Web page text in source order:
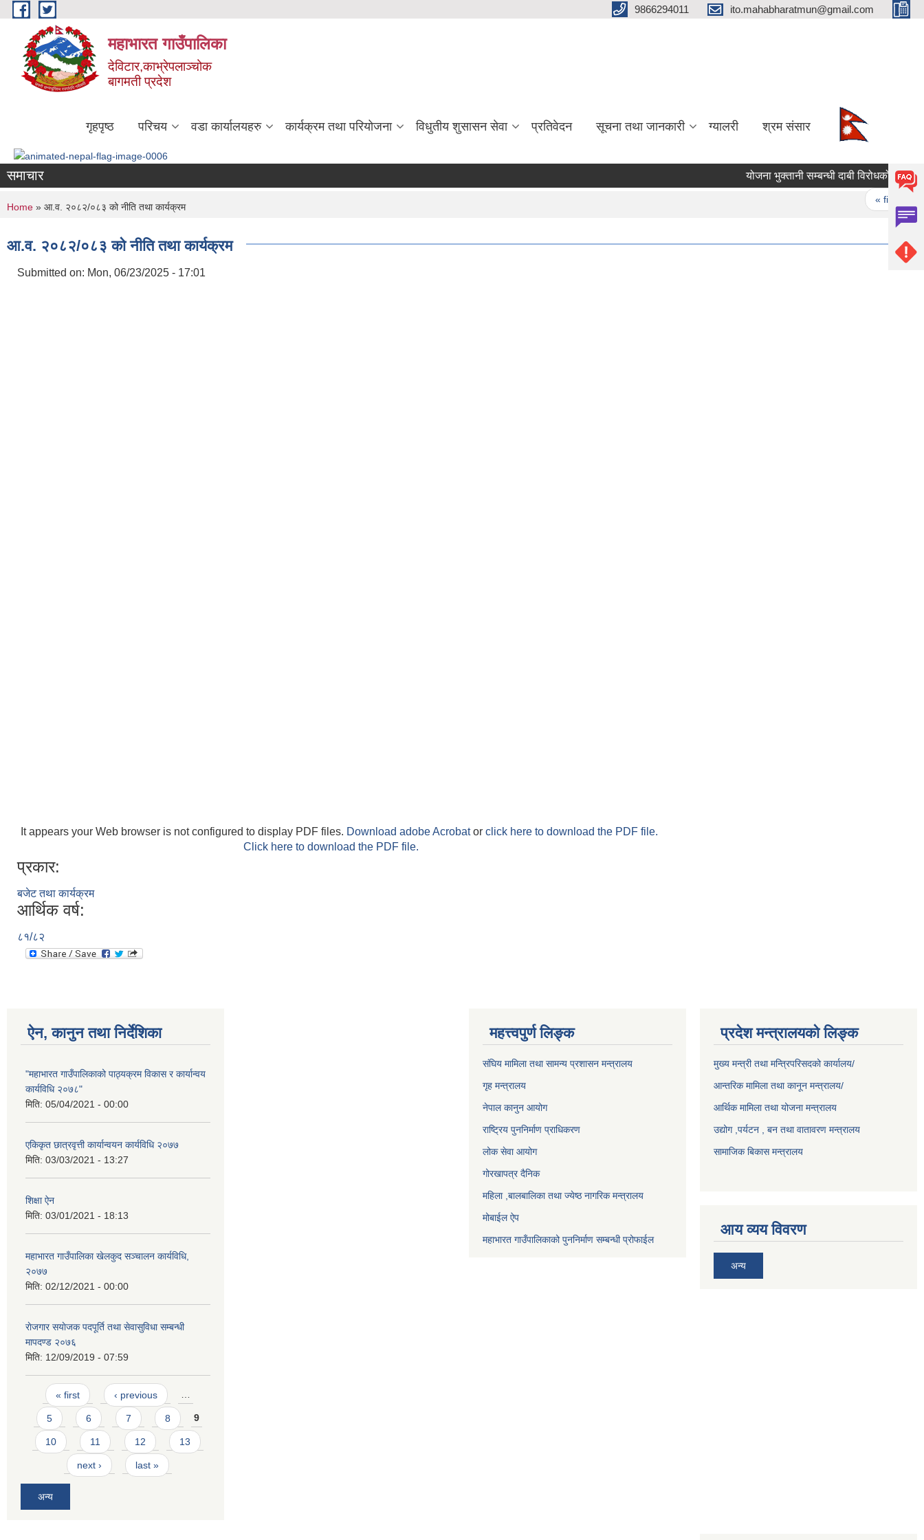
Skip to main content 9866294011 ito.mahabharatmun@gmail.com
महाभारत गाउँपालिका
देविटार,काभ्रेपलाञ्चोक
बागमती प्रदेश
गृहपृष्ठ परिचय वडा कार्यालयहरु कार्यक्रम तथा परियोजना विधुतीय शुसासन सेवा प्रतिवेदन सूचना तथा जानकारी ग्यालरी श्रम संसार
समाचार योजना भुक्तानी सम्बन्धी दाबी विरोधको सूचना।
« first
You are here
Home » आ.व. २०८२/०८३ को नीति तथा कार्यक्रम
आ.व. २०८२/०८३ को नीति तथा कार्यक्रम
Submitted on: Mon, 06/23/2025 - 17:01
It appears your Web browser is not configured to display PDF files. Download adobe Acrobator click here to download the PDF file.
Click here to download the PDF file.
प्रकार:
बजेट तथा कार्यक्रम
आर्थिक वर्ष:
८१/८२
ऐन, कानुन तथा निर्देशिका
"महाभारत गाउँपालिकाको पाठ्यक्रम विकास र कार्यान्वय
कार्यविधि २०७८"
मिति: 05/04/2021 - 00:00
एकिकृत छात्रवृत्ती कार्यान्वयन कार्यविधि २०७७
मिति: 03/03/2021 - 13:27
शिक्षा ऐन
मिति: 03/01/2021 - 18:13
महाभारत गाउँपालिका खेलकुद सञ्चालन कार्यविधि,
२०७७
मिति: 02/12/2021 - 00:00
राेजगार स‌याेजक पदपूर्ति तथा सेवासुविधा सम्बन्धी
मापदण्ड २०७६
मिति: 12/09/2019 - 07:59
Pages
« first ‹ previous …
5 6 7 8 9
10 11 12 13
next › last »
अन्य
महत्त्वपुर्ण लिङ्क
संघिय मामिला तथा सामन्य प्रशासन मन्त्रालय
गृह मन्त्रालय
नेपाल कानुन आयोग
राष्ट्रिय पुननिर्माण प्राधिकरण
लोक सेवा आयोग
गोरखापत्र दैनिक
महिला ,बालबालिका तथा ज्येष्ठ नागरिक मन्त्रालय
मोबाईल ऐप
महाभारत गाउँपालिकाको पुननिर्माण सम्बन्धी प्रोफाईल
प्रदेश मन्त्रालयको लिङ्क
मुख्य मन्त्री तथा मन्त्रिपरिसदको कार्यालय/
आन्तरिक मामिला तथा कानून मन्त्रालय/
आर्थिक मामिला तथा योजना मन्त्रालय
उद्योग ,पर्यटन , बन तथा वातावरण मन्त्रालय
सामाजिक बिकास मन्त्रालय
आय व्यय विवरण
अन्य